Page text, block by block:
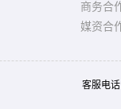
商务合
媒资合
客服电